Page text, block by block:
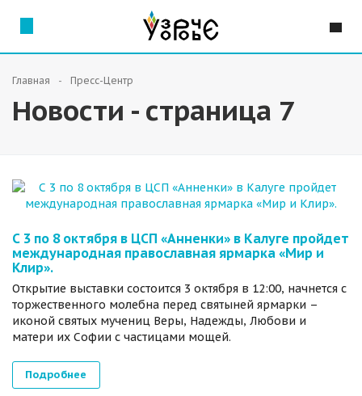
Главная Пресс-Центр
Новости - страница 7
С 3 по 8 октября в ЦСП «Анненки» в Калуге пройдет
международная православная ярмарка «Мир и
Клир».
Открытие выставки состоится 3 октября в 12:00, начнется с
торжественного молебна перед святыней ярмарки –
иконой святых мучениц Веры, Надежды, Любови и
матери их Софии с частицами мощей.
Подробнее